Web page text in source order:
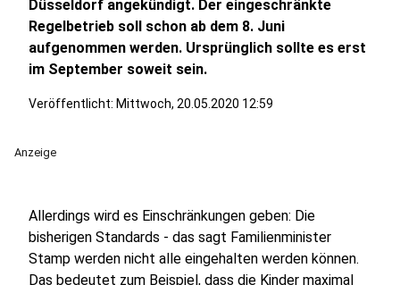
Düsseldorf angekündigt. Der eingeschränkte
Regelbetrieb soll schon ab dem 8. Juni
aufgenommen werden. Ursprünglich sollte es erst
im September soweit sein.
Veröffentlicht: Mittwoch, 20.05.2020 12:59
Anzeige
Allerdings wird es Einschränkungen geben: Die
bisherigen Standards - das sagt Familienminister
Stamp werden nicht alle eingehalten werden können.
Das bedeutet zum Beispiel, dass die Kinder maximal